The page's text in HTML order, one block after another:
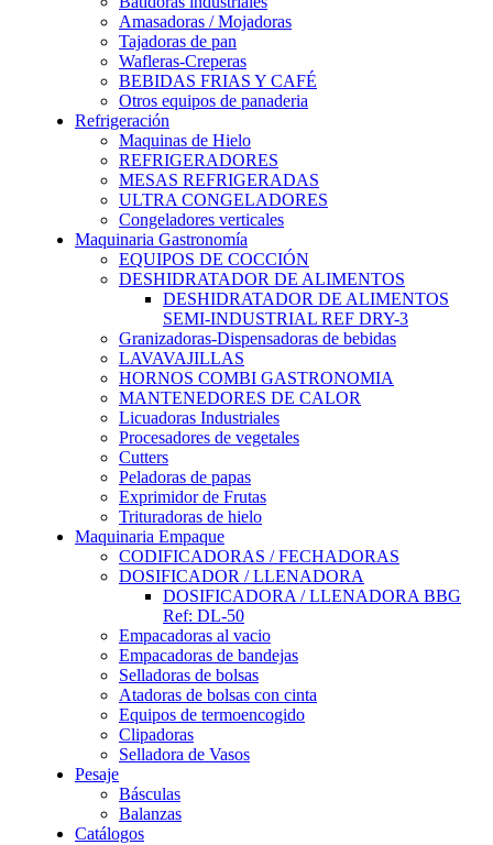
Amasadoras / Mojadoras
Tajadoras de pan
Wafleras-Creperas
BEBIDAS FRIAS Y CAFÉ
Otros equipos de panaderia
Refrigeración
Maquinas de Hielo
REFRIGERADORES
MESAS REFRIGERADAS
ULTRA CONGELADORES
Congeladores verticales
Maquinaria Gastronomía
EQUIPOS DE COCCIÓN
DESHIDRATADOR DE ALIMENTOS
DESHIDRATADOR DE ALIMENTOS
SEMI-INDUSTRIAL REF DRY-3
Granizadoras-Dispensadoras de bebidas
LAVAVAJILLAS
HORNOS COMBI GASTRONOMIA
MANTENEDORES DE CALOR
Licuadoras Industriales
Procesadores de vegetales
Cutters
Peladoras de papas
Exprimidor de Frutas
Trituradoras de hielo
Maquinaria Empaque
CODIFICADORAS / FECHADORAS
DOSIFICADOR / LLENADORA
DOSIFICADORA / LLENADORA BBG
Ref: DL-50
Empacadoras al vacio
Empacadoras de bandejas
Selladoras de bolsas
Atadoras de bolsas con cinta
Equipos de termoencogido
Clipadoras
Selladora de Vasos
Pesaje
Básculas
Balanzas
Catálogos